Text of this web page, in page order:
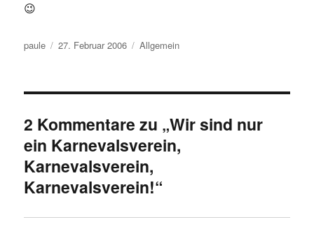
😉
Autor
paule
Veröffentlicht
27. Februar 2006 Kategorien
Allgemein
2 Kommentare zu „Wir sind nur
ein Karnevalsverein,
Karnevalsverein,
Karnevalsverein!“